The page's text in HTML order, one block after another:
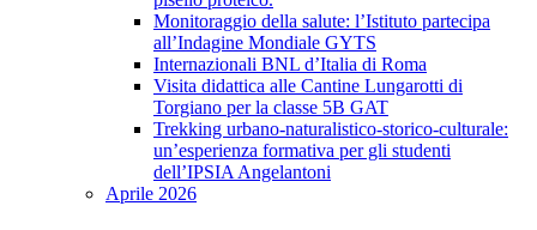
Monitoraggio della salute: l’Istituto partecipa
all’Indagine Mondiale GYTS
Internazionali BNL d’Italia di Roma
Visita didattica alle Cantine Lungarotti di
Torgiano per la classe 5B GAT
Trekking urbano-naturalistico-storico-culturale:
un’esperienza formativa per gli studenti
dell’IPSIA Angelantoni
Aprile 2026